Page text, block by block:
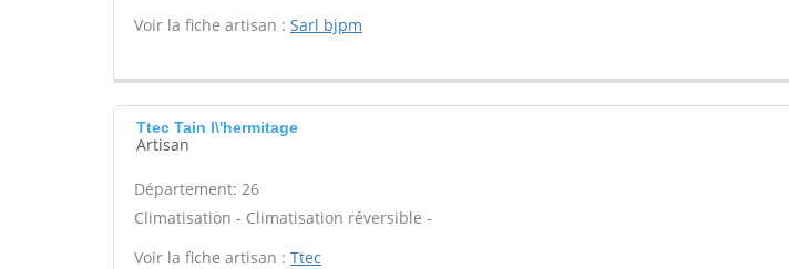
Voir la fiche artisan : Sarl bjpm
Ttec Tain l\'hermitage
Artisan
Département: 26
Climatisation - Climatisation réversible -
Voir la fiche artisan : Ttec